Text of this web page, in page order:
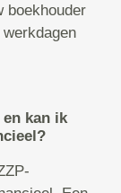
boekhouder
en kan ik